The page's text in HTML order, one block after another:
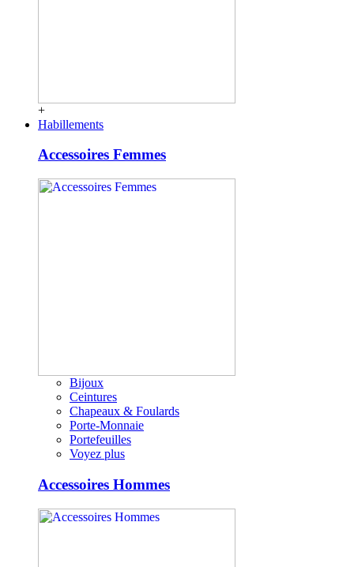
+
Habillements
Accessoires Femmes
Bijoux
Ceintures
Chapeaux & Foulards
Porte-Monnaie
Portefeuilles
Voyez plus
Accessoires Hommes